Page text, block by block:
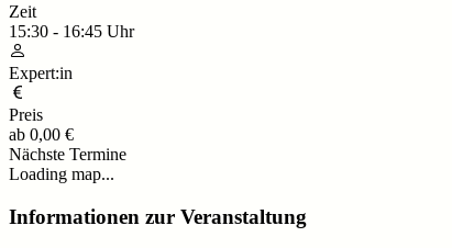
Zeit
15:30 - 16:45 Uhr
Expert:in
Preis
ab 0,00 €
Nächste Termine
Loading map...
Informationen zur Veranstaltung